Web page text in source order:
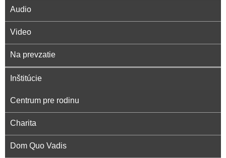
Audio
Video
Na prevzatie
Inštitúcie
Centrum pre rodinu
Charita
Dom Quo Vadis